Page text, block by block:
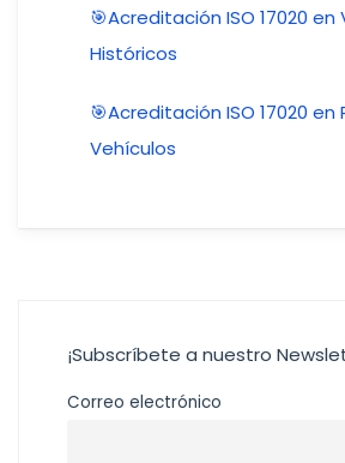
🎯Acreditación ISO 17020 en
Históricos
🎯Acreditación ISO 17020
Vehículos
¡Subscríbete a nuestro
Correo electrónico